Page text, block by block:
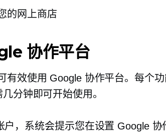
的网上商店
协作平台
有效使用 Google 协作平台。每个
分钟即可开始使用。
户，系统会提示您在设置 Google 协